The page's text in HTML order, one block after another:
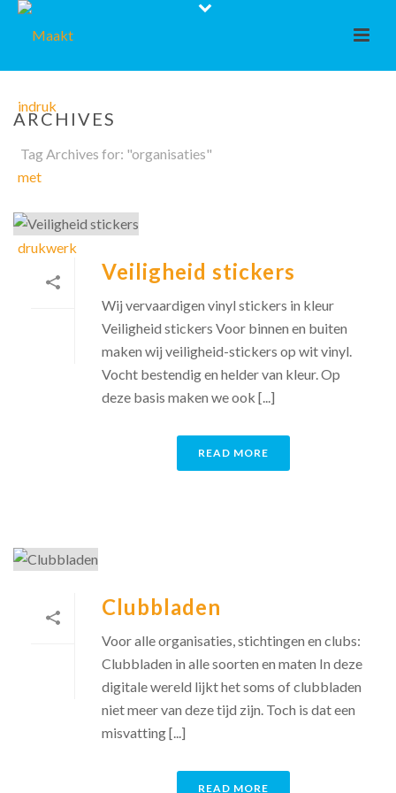
ARCHIVES
Tag Archives for: "organisaties"
Veiligheid stickers
Wij vervaardigen vinyl stickers in kleur
Veiligheid stickers Voor binnen en buiten
maken wij veiligheid-stickers op wit vinyl.
Vocht bestendig en helder van kleur. Op
deze basis maken we ook [...]
READ MORE
Clubbladen
Voor alle organisaties, stichtingen en clubs:
Clubbladen in alle soorten en maten In deze
digitale wereld lijkt het soms of clubbladen
niet meer van deze tijd zijn. Toch is dat een
misvatting [...]
READ MORE